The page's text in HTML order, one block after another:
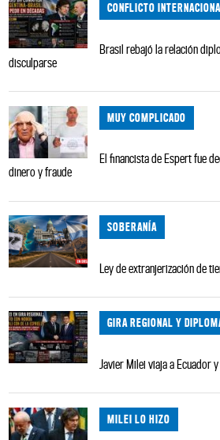
CONFLICTO
Brasil rebajó la relación
disculparse
MUY COMPLICADO
El financista de Espert fue
dinero y fraude
SOBERANÍA
Ley de extranjerización de
GIRA REGIONAL Y
Javier Milei viaja a Ecuador
MILEI LO HIZO